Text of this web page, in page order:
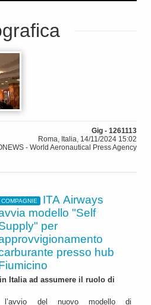
Gig - 1261113
Roma, Italia, 14/11/2024 15:02
- World Aeronautical Press Agency
COMPAGNIE
ITA Airways
modello "Self
per
presso hub
Italia ad assumere il ruolo di
l’avvio del nuovo modello di